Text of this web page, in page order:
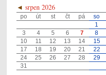
◄ srpen 2026
po út st čt pá so
1
3
4 5 6 7 8
10
11 12 13 14 15
17
18 19 20 21 22
24
25 26 27 28 29
31